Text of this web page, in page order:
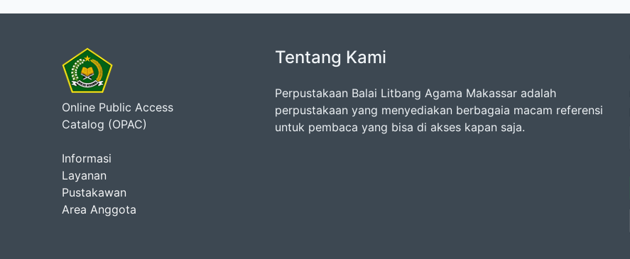
Online Public Access
Catalog (OPAC)
Informasi
Layanan
Pustakawan
Area Anggota
Tentang Kami
Perpustakaan Balai Litbang Agama Makassar adalah
perpustakaan yang menyediakan berbagaia macam referensi
untuk pembaca yang bisa di akses kapan saja.